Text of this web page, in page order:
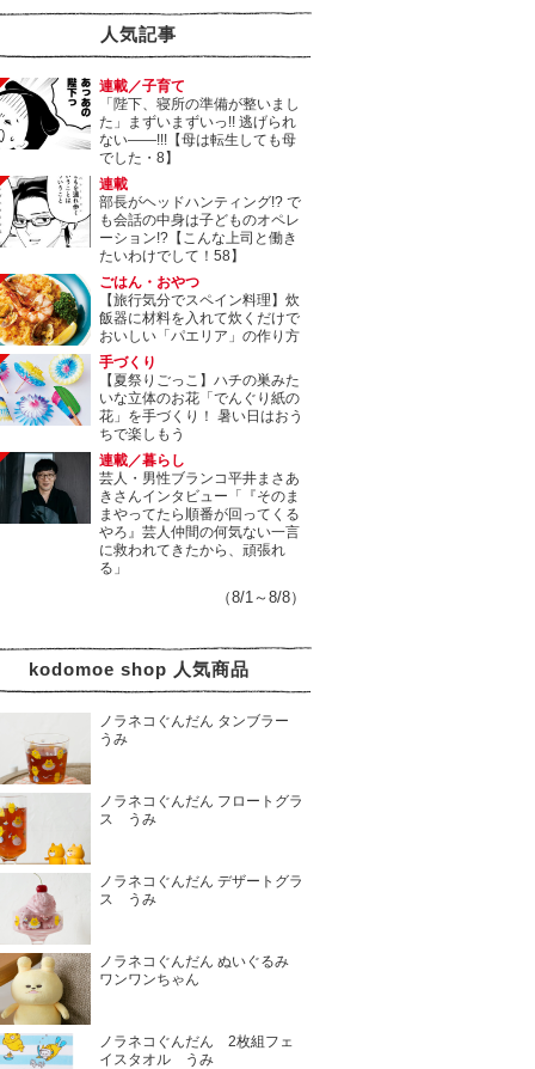
人気記事
連載／子育て
「陛下、寝所の準備が整いまし
た」まずいまずいっ!! 逃げられ
ない――!!!【母は転生しても母
でした・8】
連載
部長がヘッドハンティング!? で
も会話の中身は子どものオペレ
ーション!?【こんな上司と働き
たいわけでして！58】
ごはん・おやつ
【旅行気分でスペイン料理】炊
飯器に材料を入れて炊くだけで
おいしい「パエリア」の作り方
手づくり
【夏祭りごっこ】ハチの巣みた
いな立体のお花「でんぐり紙の
花」を手づくり！ 暑い日はおう
ちで楽しもう
連載／暮らし
芸人・男性ブランコ平井まさあ
きさんインタビュー「『そのま
まやってたら順番が回ってくる
やろ』芸人仲間の何気ない一言
に救われてきたから、頑張れ
る」
（8/1～8/8）
kodomoe shop 人気商品
ノラネコぐんだん タンブラー
うみ
ノラネコぐんだん フロートグラ
ス うみ
ノラネコぐんだん デザートグラ
ス うみ
ノラネコぐんだん ぬいぐるみ
ワンワンちゃん
ノラネコぐんだん 2枚組フェ
イスタオル うみ